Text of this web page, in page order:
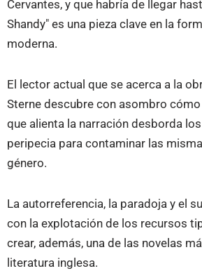
Cervantes, y que habría de llegar
Shandy" es una pieza clave en la
moderna.
El lector actual que se acerca a la
Sterne descubre con asombro
que alienta la narración desborda
peripecia para contaminar las
género.
La autorreferencia, la paradoja y el
con la explotación de los recursos
crear, además, una de las novelas
literatura inglesa.